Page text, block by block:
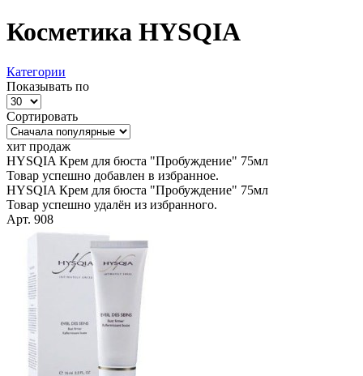
Косметика HYSQIA
Категории
Показывать по
Сортировать
хит продаж
HYSQIA Крем для бюста "Пробуждение" 75мл
Товар успешно добавлен в избранное.
HYSQIA Крем для бюста "Пробуждение" 75мл
Товар успешно удалён из избранного.
Арт. 908